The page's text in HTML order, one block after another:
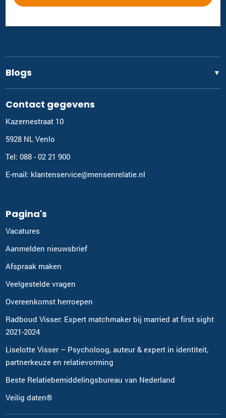
Blogs ▼
Contact gegevens
Kazernestraat 10
5928 NL Venlo
Tel: 088 - 02 21 900
E-mail: klantenservice@mensenrelatie.nl
Pagina's
Vacatures
Aanmelden nieuwsbrief
Afspraak maken
Veelgestelde vragen
Overeenkomst herroepen
Radboud Visser: Expert matchmaker bij married at first sight
2021-2024
Liselotte Visser – Psycholoog, auteur & expert in identiteit,
partnerkeuze en relatievorming
Beste Relatiebemiddelingsbureau van Nederland
Veilig daten®